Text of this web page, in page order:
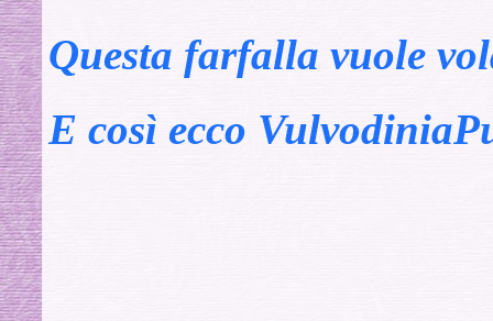
Questa farfalla vuole
E così ecco